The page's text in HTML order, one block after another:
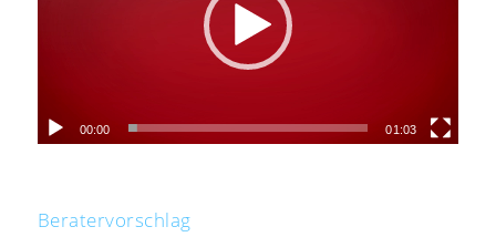
00:00 01:03
Beratervorschlag